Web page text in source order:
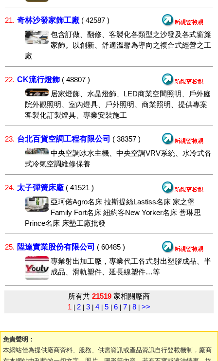
21. 奇林沙發家飾工廠 ( 42587 )
包含訂做、翻修、客製化各類型之沙發及各式窗簾
家飾。以創新、舒適溫馨為導向之複合式經營之工
廠
22. CK流行燈飾 ( 48807 )
居家燈飾、水晶燈飾、LED商業空間照明、戶外庭
院外觀照明、室內燈具、戶外照明、商業照明、提供專案
客製化訂製燈具、專業安裝施工
23. 台北百貨空調工程有限公司 ( 38357 )
中央空調冰水主機、中央空調VRV系統、水冷式各
式冷氣空調維修保養
24. 太子彈簧床廠 ( 41521 )
亞珂偌Agro名床 拉斯提絲Lastiss名床 家之堡
Family Fort名床 紐約客New Yorker名床 菩琳思
Prince名床 床墊工廠批發
25. 陞達實業股份有限公司 ( 60485 )
專業射出加工廠，專業代工各式射出塑膠成品、半
成品、滑軌塑件、延長線塑件…等
所有共 21519 家相關廠商
1
2 3 4 5 6 7 8 >>
免責聲明：
本網站僅為提供廠商資料、服務、供需資訊或產品資訊自行登載機制，廠商